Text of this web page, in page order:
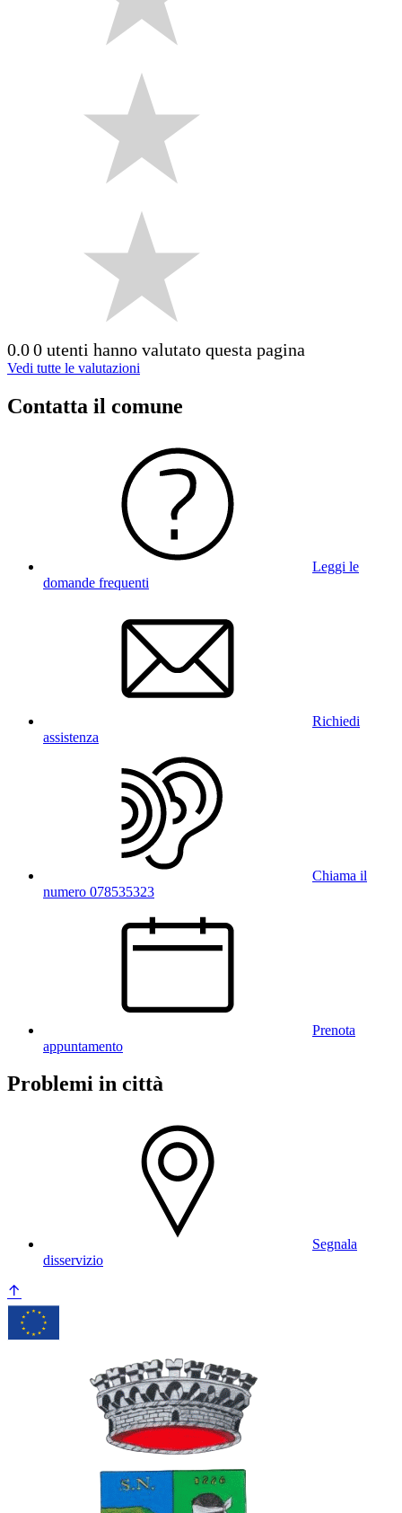
0.00 utenti hanno valutato questa pagina
Vedi tutte le valutazioni
Contatta il comune
Leggi le
domande frequenti
Richiedi
assistenza
Chiama il
numero 078535323
Prenota
appuntamento
Problemi in città
Segnala
disservizio